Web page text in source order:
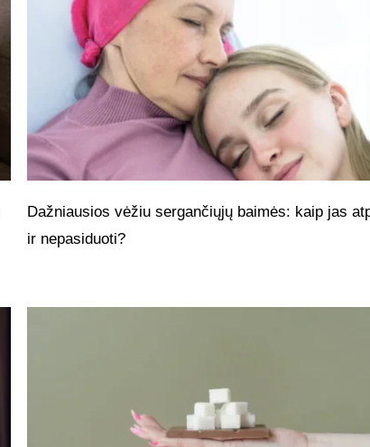
Dažniausios vėžiu sergančiųjų baimės: kaip jas
ir nepasiduoti?